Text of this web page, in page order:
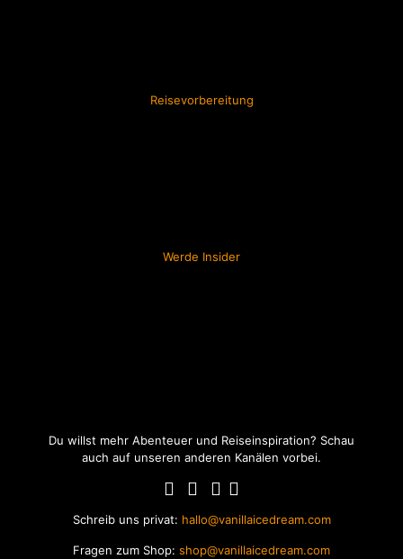
Reisevorbereitung
Werde Insider
Du willst mehr Abenteuer und Reiseinspiration? Schau
auch auf unseren anderen Kanälen vorbei.
Schreib uns privat: hallo@vanillaicedream.com
Fragen zum Shop: shop@vanillaicedream.com